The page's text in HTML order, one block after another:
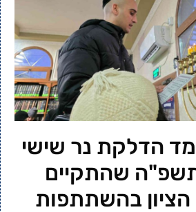
הדלקת נר שישי
שהתקיים
הציון בהשתתפות